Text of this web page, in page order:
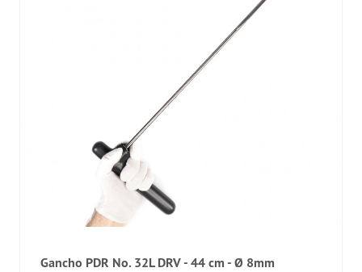
Gancho PDR No. 32L DRV - 44 cm - Ø 8mm